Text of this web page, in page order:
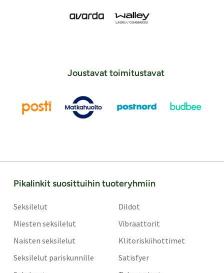
Joustavat toimitustavat
Pikalinkit suosittuihin tuoteryhmiin
Seksilelut
Miesten seksilelut
Naisten seksilelut
Seksilelut pariskunnille
Dildot
Vibraattorit
Klitoriskiihottimet
Satisfyer